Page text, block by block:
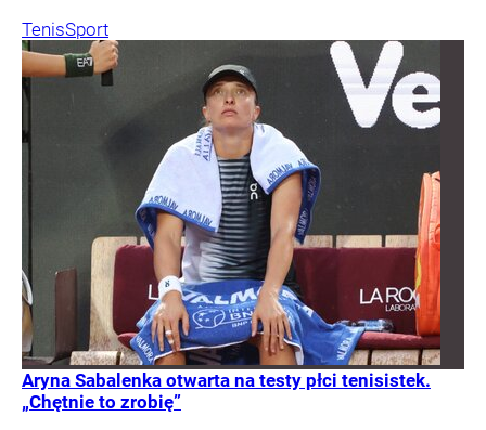
TenisSport
Aryna Sabalenka otwarta na testy płci tenisistek.
„Chętnie to zrobię”